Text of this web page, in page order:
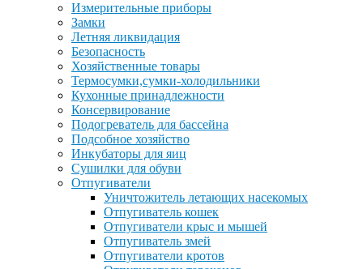
Измерительные приборы
Замки
Летняя ликвидация
Безопасность
Хозяйственные товары
Термосумки,сумки-холодильники
Кухонные принадлежности
Консервирование
Подогреватель для бассейна
Подсобное хозяйство
Инкубаторы для яиц
Сушилки для обуви
Отпугиватели
Уничтожитель летающих насекомых
Отпугиватель кошек
Отпугиватели крыс и мышей
Отпугиватель змей
Отпугиватели кротов